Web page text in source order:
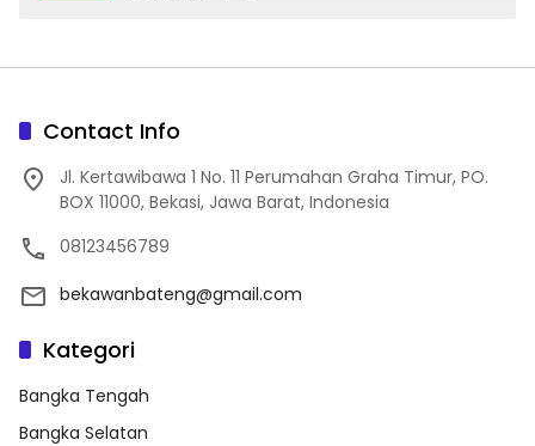
Contact Info
Jl. Kertawibawa 1 No. 11 Perumahan Graha Timur, PO.
BOX 11000, Bekasi, Jawa Barat, Indonesia
08123456789
bekawanbateng@gmail.com
Kategori
Bangka Tengah
Bangka Selatan